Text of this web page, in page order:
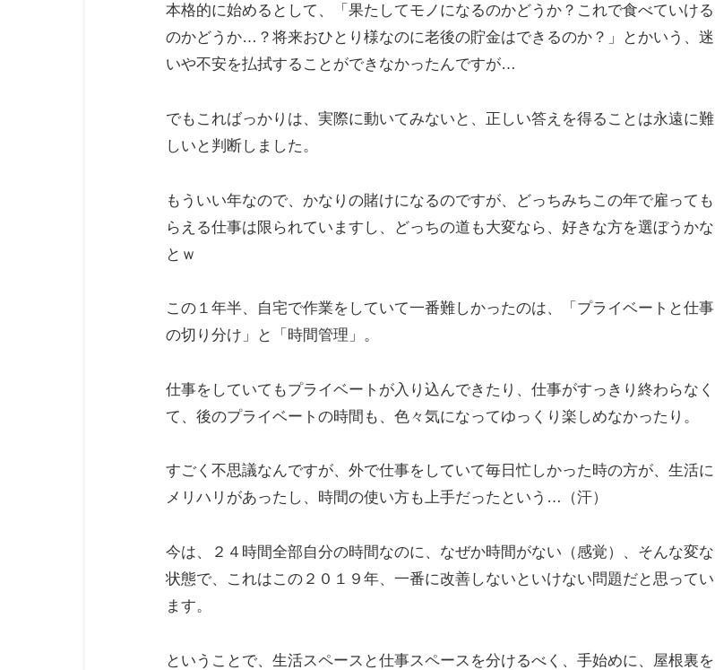
本格的に始めるとして、「果たしてモノになるのかどうか？これで食べていける
のかどうか…？将来おひとり様なのに老後の貯金はできるのか？」とかいう、迷
いや不安を払拭することができなかったんですが…
でもこればっかりは、実際に動いてみないと、正しい答えを得ることは永遠に難
しいと判断しました。
もういい年なので、かなりの賭けになるのですが、どっちみちこの年で雇っても
らえる仕事は限られていますし、どっちの道も大変なら、好きな方を選ぼうかな
とｗ
この１年半、自宅で作業をしていて一番難しかったのは、「プライベートと仕事
の切り分け」と「時間管理」。
仕事をしていてもプライベートが入り込んできたり、仕事がすっきり終わらなく
て、後のプライベートの時間も、色々気になってゆっくり楽しめなかったり。
すごく不思議なんですが、外で仕事をしていて毎日忙しかった時の方が、生活に
メリハリがあったし、時間の使い方も上手だったという…（汗）
今は、２４時間全部自分の時間なのに、なぜか時間がない（感覚）、そんな変な
状態で、これはこの２０１９年、一番に改善しないといけない問題だと思ってい
ます。
ということで、生活スペースと仕事スペースを分けるべく、手始めに、屋根裏を